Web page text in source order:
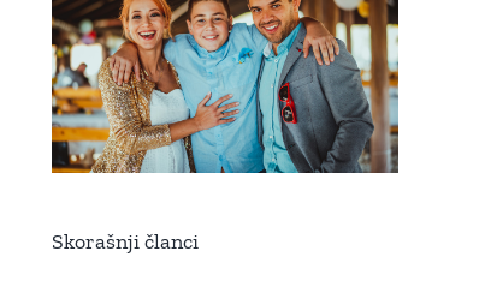
Skorašnji članci